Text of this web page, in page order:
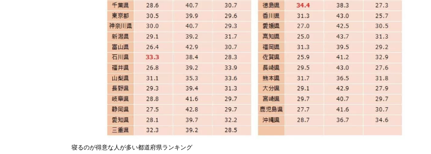
寝るのが得意な人が多い都道府県ランキング